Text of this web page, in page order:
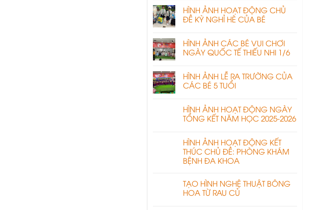
HÌNH ẢNH HOẠT ĐỘNG CHỦ
ĐỀ KỲ NGHỈ HÈ CỦA BÉ
HÌNH ẢNH CÁC BÉ VUI CHƠI
NGÀY QUỐC TẾ THIẾU NHI 1/6
HÌNH ẢNH LỄ RA TRƯỜNG CỦA
CÁC BÉ 5 TUỔI
HÌNH ẢNH HOẠT ĐỘNG NGÀY
TỔNG KẾT NĂM HỌC 2025-2026
HÌNH ẢNH HOẠT ĐỘNG KẾT
THÚC CHỦ ĐỀ: PHÒNG KHÁM
BỆNH ĐA KHOA
TẠO HÌNH NGHỆ THUẬT BÔNG
HOA TỪ RAU CỦ